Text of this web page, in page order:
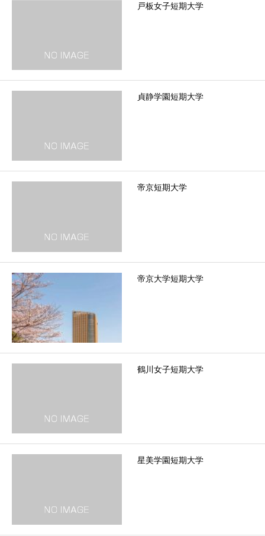
戸板女子短期大学
貞静学園短期大学
帝京短期大学
帝京大学短期大学
鶴川女子短期大学
星美学園短期大学